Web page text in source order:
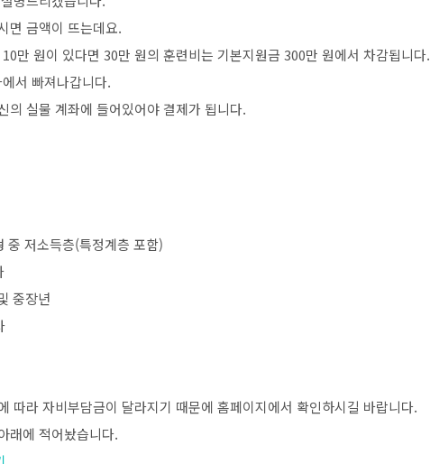
면 금액이 뜨는데요.
만 원이 있다면 30만 원의 훈련비는 기본지원금 300만 원에서 차감됩니다.
서 빠져나갑니다.
의 실물 계좌에 들어있어야 결제가 됩니다.
저소득층(특정계층 포함)
중장년
따라 자비부담금이 달라지기 때문에 홈페이지에서 확인하시길 바랍니다.
래에 적어놨습니다.